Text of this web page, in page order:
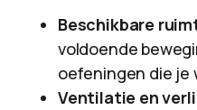
Beschikbare
voldoende
oefeningen die je
Ventilatie en